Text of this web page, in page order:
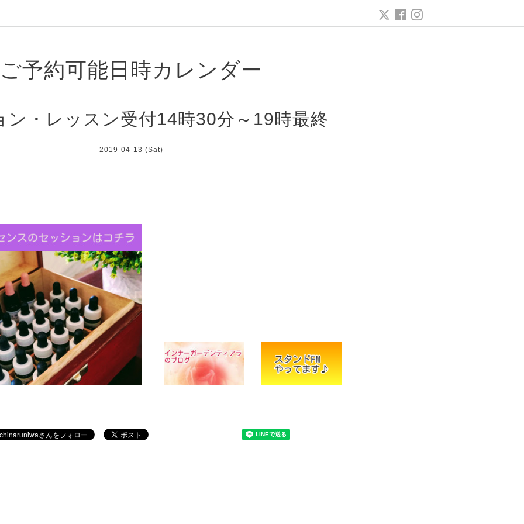
ご予約可能日時カレンダー
ン・レッスン受付14時30分～19時最終
2019-04-13 (Sat)